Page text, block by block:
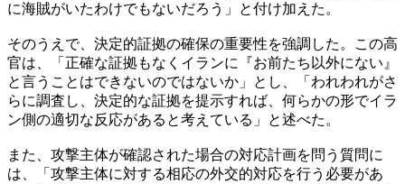
に海賊がいたわけでもないだろう」と付け加えた。
そのうえで、決定的証拠の確保の重要性を強調した。この高
官は、「正確な証拠もなくイランに『お前たち以外にない』
と言うことはできないのではないか」とし、「われわれがさ
らに調査し、決定的な証拠を提示すれば、何らかの形でイラ
ン側の適切な反応があると考えている」と述べた。
また、攻撃主体が確認された場合の対応計画を問う質問に
は、「攻撃主体に対する相応の外交的対応を行う必要があ